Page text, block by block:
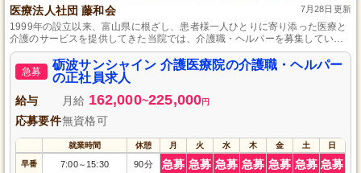
医療法人社団 藤和会 7月28日更新
1999年の設立以来、富山県に根ざし、患者様一人ひとりに寄り添った医療と
介護のサービスを提供してきた当院では、介護職・ヘルパーを募集していま
す。定員100名の患者様の日常生活支援を中心に、食事、入浴、排泄の介助
や、清掃と洗濯など、多岐にわたる介護業務をお任せします。専門的な知識
も身につけながら、地域社会に貢献いただける仕事です。
急募
砺波サンシャイン 介護医療院の介護職・ヘルパー
の正社員求人
給与 月給 162,000~225,000円
応募要件無資格可
就業時間 休憩 月 火 水 木 金 土 日
早番 7:00～ 15:30 90分 急募 急募 急募 急募 急募 急募 急募